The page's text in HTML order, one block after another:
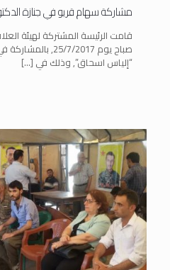
مشاركة سهام قريو في جنازة
قامت الرئيسة المشتركة لهيئة
صباح يوم 25/7/
“إلياس اسحاق”, وذلك في […]